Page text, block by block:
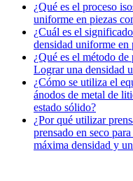
¿Qué es el proceso
uniforme en piezas
¿Cuál es el
densidad uniforme en
¿Qué es el método de
Lograr una densidad
¿Cómo se utiliza el
ánodos de metal de
estado sólido?
¿Por qué utilizar
prensado en seco
máxima densidad y